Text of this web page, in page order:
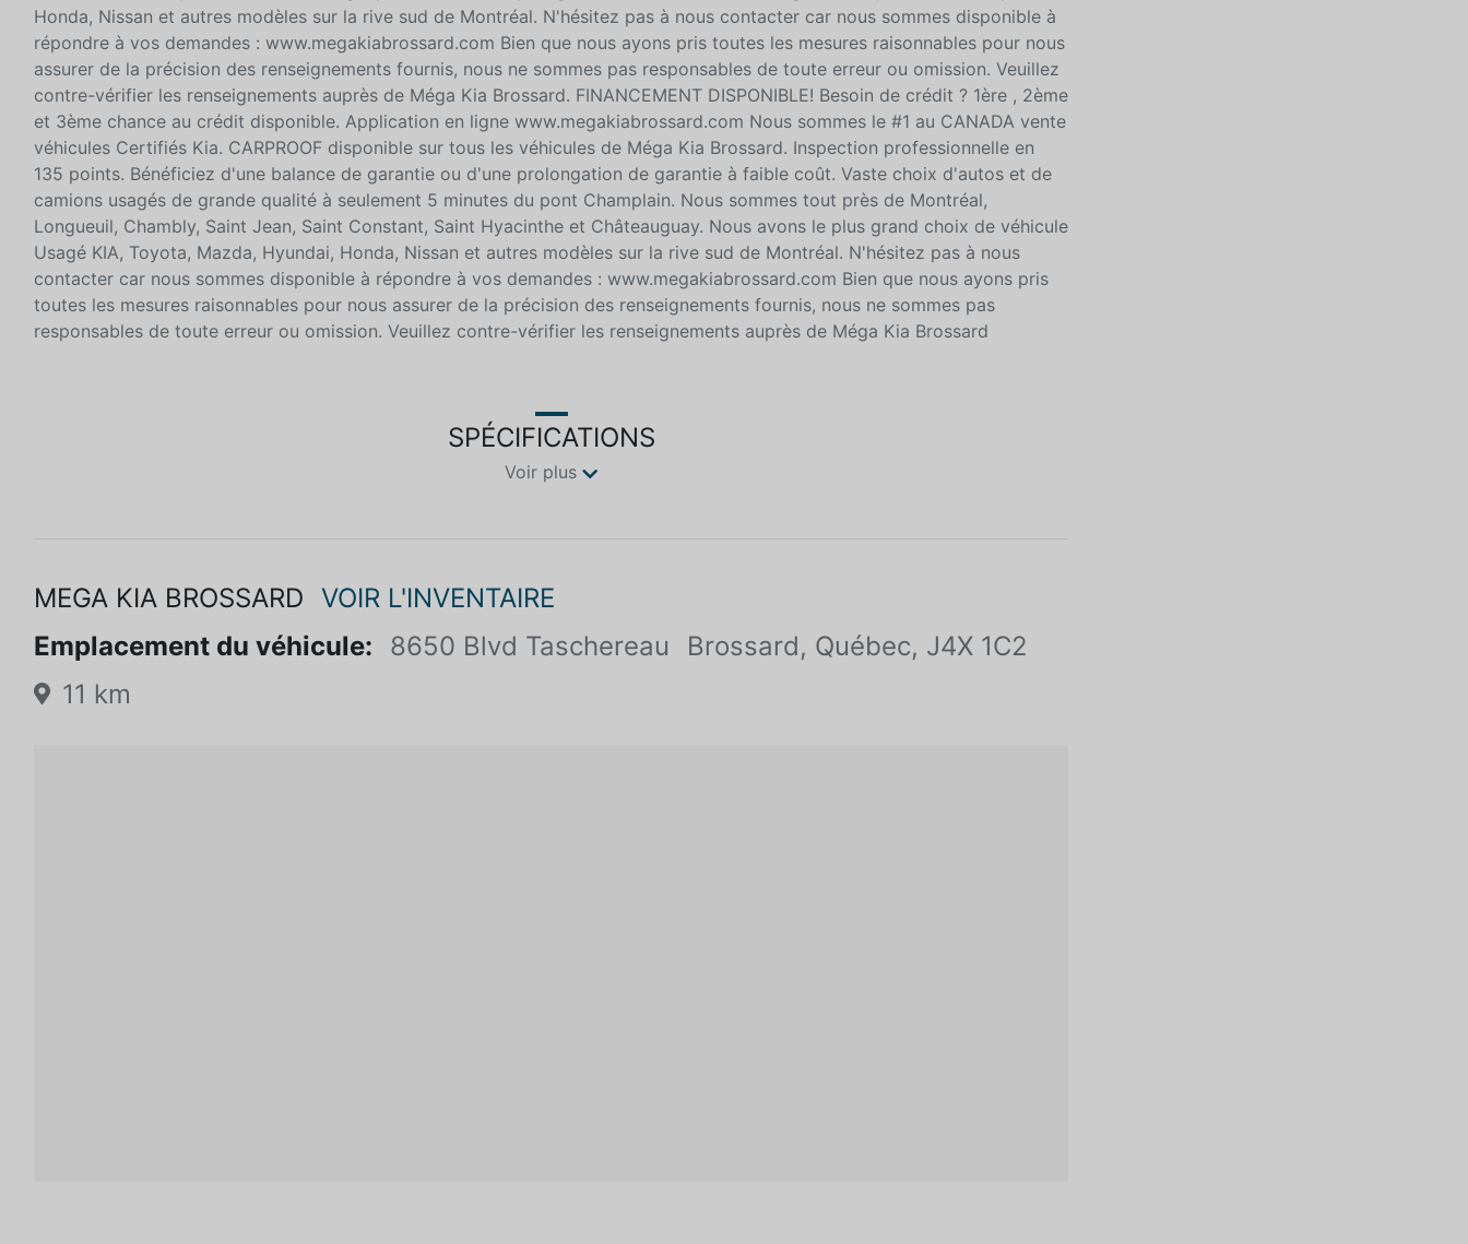
Honda, Nissan et autres modèles sur la rive sud de Montréal. N'hésitez pas à nous contacter car nous sommes disponible à
répondre à vos demandes : www.megakiabrossard.com Bien que nous ayons pris toutes les mesures raisonnables pour nous
assurer de la précision des renseignements fournis, nous ne sommes pas responsables de toute erreur ou omission. Veuillez
contre-vérifier les renseignements auprès de Méga Kia Brossard. FINANCEMENT DISPONIBLE! Besoin de crédit ? 1ère , 2ème
et 3ème chance au crédit disponible. Application en ligne www.megakiabrossard.com Nous sommes le #1 au CANADA vente
véhicules Certifiés Kia. CARPROOF disponible sur tous les véhicules de Méga Kia Brossard. Inspection professionnelle en
135 points. Bénéficiez d'une balance de garantie ou d'une prolongation de garantie à faible coût. Vaste choix d'autos et de
camions usagés de grande qualité à seulement 5 minutes du pont Champlain. Nous sommes tout près de Montréal,
Longueuil, Chambly, Saint Jean, Saint Constant, Saint Hyacinthe et Châteauguay. Nous avons le plus grand choix de véhicule
Usagé KIA, Toyota, Mazda, Hyundai, Honda, Nissan et autres modèles sur la rive sud de Montréal. N'hésitez pas à nous
contacter car nous sommes disponible à répondre à vos demandes : www.megakiabrossard.com Bien que nous ayons pris
toutes les mesures raisonnables pour nous assurer de la précision des renseignements fournis, nous ne sommes pas
responsables de toute erreur ou omission. Veuillez contre-vérifier les renseignements auprès de Méga Kia Brossard
SPÉCIFICATIONS
Voir plus
MEGA KIA BROSSARD VOIR L'INVENTAIRE
Emplacement du véhicule:
8650 Blvd Taschereau
Brossard, Québec, J4X 1C2
11 km